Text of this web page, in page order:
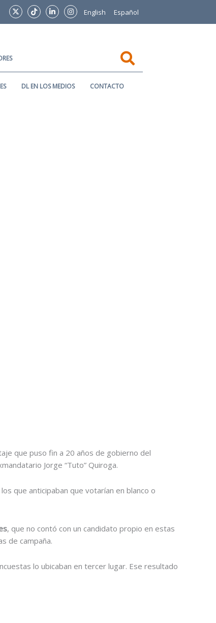
English Español
DL EN LOS MEDIOS CONTACTO
que puso fin a 20 años de gobierno del
Jorge “Tuto” Quiroga.
que anticipaban que votarían en blanco o
, que no contó con un candidato propio en estas
de campaña.
lo ubicaban en tercer lugar. Ese resultado